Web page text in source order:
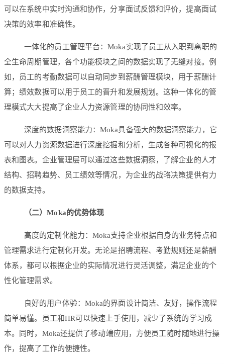
可以在系统中实时沟通和协作，分享面试反馈和评价，提高面试
决策的效率和准确性。
一体化的员工管理平台：Moka实现了员工从入职到离职的
全生命周期管理，各个功能模块之间的数据实现了无缝对接。例
如，员工的考勤数据可以自动同步到薪酬管理模块，用于薪酬计
算；绩效数据可以用于员工的晋升和发展规划。这种一体化的管
理模式大大提高了企业人力资源管理的协同性和效率。
深度的数据洞察能力：Moka具备强大的数据洞察能力，它
可以对人力资源数据进行深度挖掘和分析，生成各种可视化的报
表和图表。企业管理层可以通过这些数据洞察，了解企业的人才
结构、招聘趋势、员工绩效等情况，为企业的战略决策提供有力
的数据支持。
（二）Moka的优势体现
高度的定制化能力：Moka支持企业根据自身的业务特点和
管理需求进行定制化开发。无论是招聘流程、考勤规则还是薪酬
体系，都可以根据企业的实际情况进行灵活调整，满足企业的个
性化管理需求。
良好的用户体验：Moka的界面设计简洁、友好，操作流程
简单易懂。员工和HR可以快速上手使用，减少了系统的学习成
本。同时，Moka还提供了移动端应用，方便员工随时随地进行操
作，提高了工作的便捷性。